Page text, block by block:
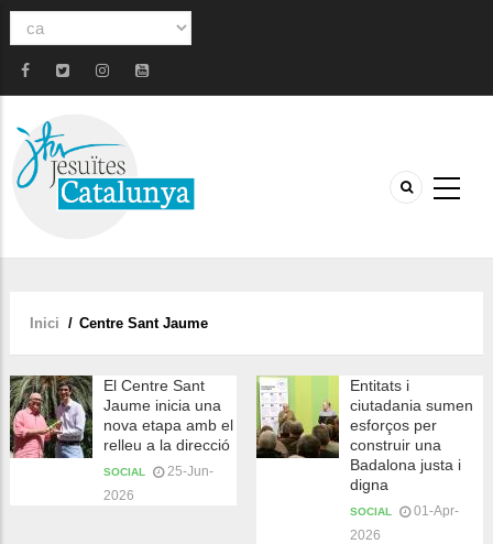
Select
language
Fil
d'ariadna
Inici / Centre Sant Jaume
El Centre Sant
Jaume inicia una
nova etapa amb el
relleu a la direcció
SOCIAL
25-Jun-
2026
Entitats i
ciutadania sumen
esforços per
construir una
Badalona justa i
digna
SOCIAL
01-Apr-
2026